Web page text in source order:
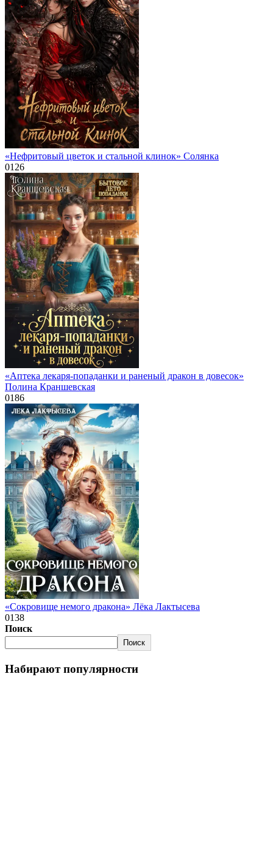
«Нефритовый цветок и стальной клинок» Солянка
0126
«Аптека лекаря-попаданки и раненый дракон в довесок»
Полина Краншевская
0186
«Сокровище немого дракона» Лёка Лактысева
0138
Поиск
Поиск
Набирают популярности